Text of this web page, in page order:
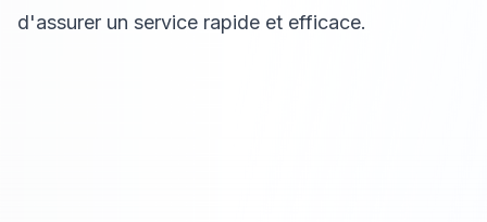
d'assurer un service rapide et efficace.